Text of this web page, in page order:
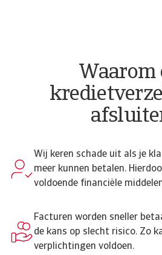
Waarom
Wij keren schade uit als je
meer kunnen betalen.
voldoende financiële
Facturen worden sneller
de kans op slecht risico. Zo
verplichtingen voldoen.